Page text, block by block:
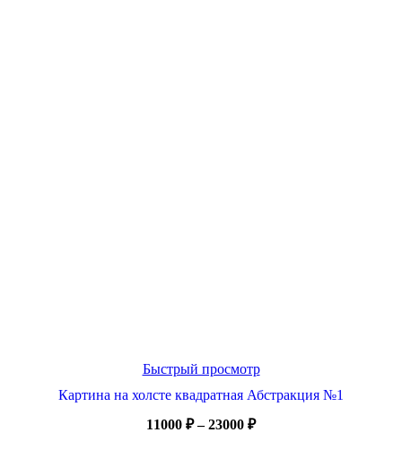
Быстрый просмотр
Картина на холсте квадратная Абстракция №1
11000 ₽ – 23000 ₽Диапазон